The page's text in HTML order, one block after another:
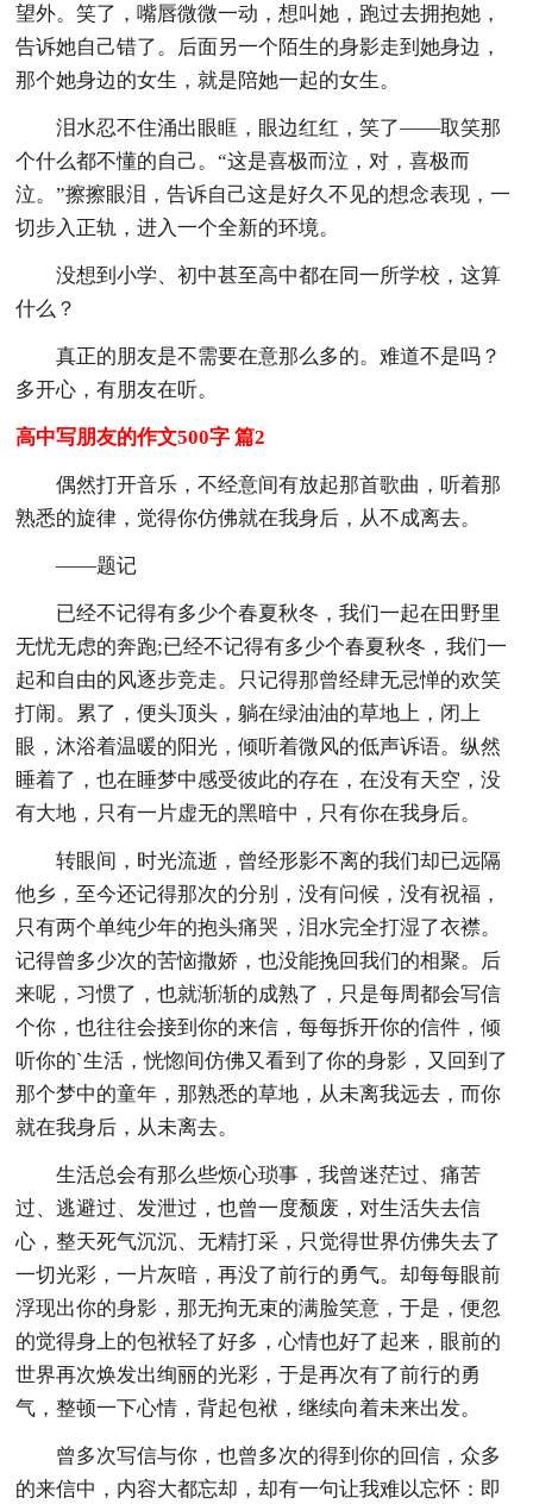
望外。笑了，嘴唇微微一动，想叫她，跑过去拥抱她，
告诉她自己错了。后面另一个陌生的身影走到她身边，
那个她身边的女生，就是陪她一起的女生。
泪水忍不住涌出眼眶，眼边红红，笑了——取笑那
个什么都不懂的自己。“这是喜极而泣，对，喜极而
泣。”擦擦眼泪，告诉自己这是好久不见的想念表现，一
切步入正轨，进入一个全新的环境。
没想到小学、初中甚至高中都在同一所学校，这算
什么？
真正的朋友是不需要在意那么多的。难道不是吗？
多开心，有朋友在听。
高中写朋友的作文500字 篇2
偶然打开音乐，不经意间有放起那首歌曲，听着那
熟悉的旋律，觉得你仿佛就在我身后，从不成离去。
——题记
已经不记得有多少个春夏秋冬，我们一起在田野里
无忧无虑的奔跑;已经不记得有多少个春夏秋冬，我们一
起和自由的风逐步竞走。只记得那曾经肆无忌惮的欢笑
打闹。累了，便头顶头，躺在绿油油的草地上，闭上
眼，沐浴着温暖的阳光，倾听着微风的低声诉语。纵然
睡着了，也在睡梦中感受彼此的存在，在没有天空，没
有大地，只有一片虚无的黑暗中，只有你在我身后。
转眼间，时光流逝，曾经形影不离的我们却已远隔
他乡，至今还记得那次的分别，没有问候，没有祝福，
只有两个单纯少年的抱头痛哭，泪水完全打湿了衣襟。
记得曾多少次的苦恼撒娇，也没能挽回我们的相聚。后
来呢，习惯了，也就渐渐的成熟了，只是每周都会写信
个你，也往往会接到你的来信，每每拆开你的信件，倾
听你的`生活，恍惚间仿佛又看到了你的身影，又回到了
那个梦中的童年，那熟悉的草地，从未离我远去，而你
就在我身后，从未离去。
生活总会有那么些烦心琐事，我曾迷茫过、痛苦
过、逃避过、发泄过，也曾一度颓废，对生活失去信
心，整天死气沉沉、无精打采，只觉得世界仿佛失去了
一切光彩，一片灰暗，再没了前行的勇气。却每每眼前
浮现出你的身影，那无拘无束的满脸笑意，于是，便忽
的觉得身上的包袱轻了好多，心情也好了起来，眼前的
世界再次焕发出绚丽的光彩，于是再次有了前行的勇
气，整顿一下心情，背起包袱，继续向着未来出发。
曾多次写信与你，也曾多次的得到你的回信，众多
的来信中，内容大都忘却，却有一句让我难以忘怀：即